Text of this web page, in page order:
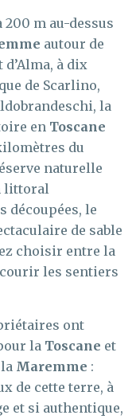
200 m au-dessus
autour de
à dix
de Scarlino,
la
en Toscane
du
naturelle
littoral
découpées, le
de sable
choisir entre la
les sentiers
ont
la Toscane et
Maremme :
de cette terre, à
et si authentique,